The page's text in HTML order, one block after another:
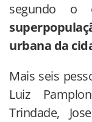
segundo o
urbana da
Mais seis
Luiz
Trindade,